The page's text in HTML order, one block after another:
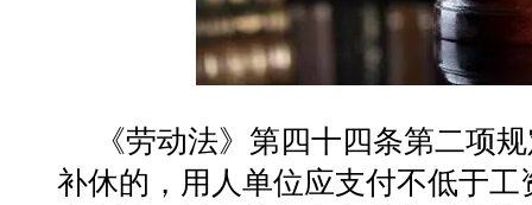
《劳动法》第四十四条第二项
补休的，用人单位应支付不低于